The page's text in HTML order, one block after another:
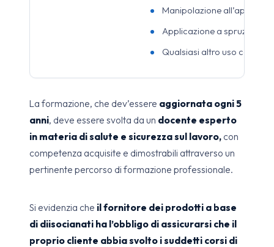
Manipolazione all’aperto
Applicazione a spruzzo
Qualsiasi altro uso con
La formazione, che dev’essere aggiornata ogni 5
anni, deve essere svolta da un docente esperto
in materia di salute e sicurezza sul lavoro, con
competenza acquisite e dimostrabili attraverso un
pertinente percorso di formazione professionale.
Si evidenzia che il fornitore dei prodotti a base
di diisocianati ha l’obbligo di assicurarsi che il
proprio cliente abbia svolto i suddetti corsi di